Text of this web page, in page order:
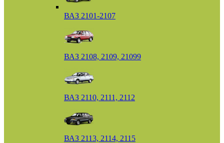
ВАЗ 2101-2107
ВАЗ 2108, 2109, 21099
ВАЗ 2110, 2111, 2112
ВАЗ 2113, 2114, 2115